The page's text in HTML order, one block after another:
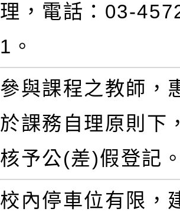
理，電話：03-
1。
參與課程之教師，
於課務自理原則下
核予公(差)假登記
校內停車位有限，